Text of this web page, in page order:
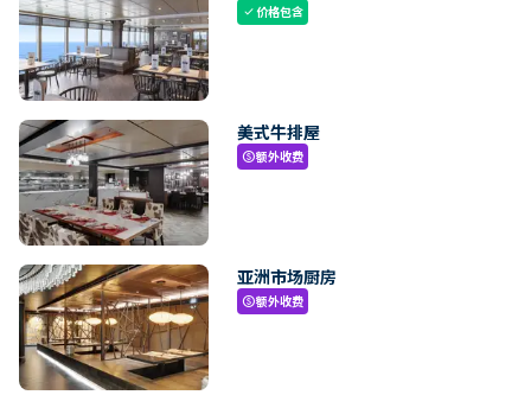
check价格包含
美式牛排屋
paid额外收费
亚洲市场厨房
paid额外收费